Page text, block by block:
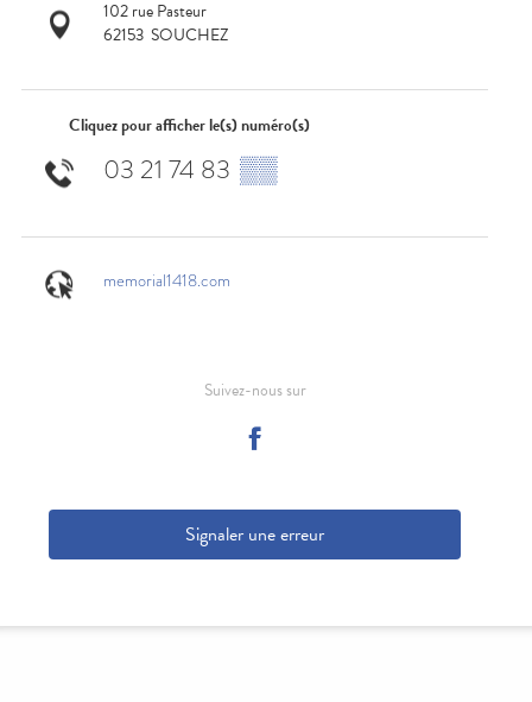
102 rue Pasteur
62153 SOUCHEZ
Cliquez pour afficher le(s) numéro(s)
03 21 74 83 ▒▒
memorial1418.com
Suivez-nous sur
Signaler une erreur